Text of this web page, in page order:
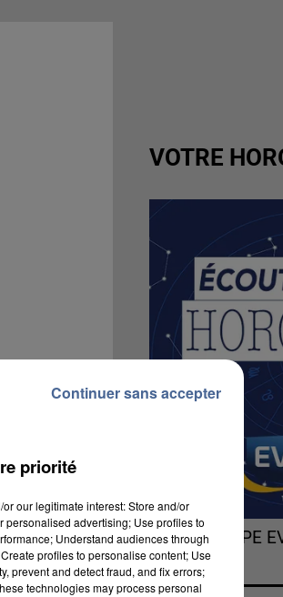
VOTRE
L'HOROSCOPE
priorité
our legitimate interest: Store and/or
personalised advertising; Use profiles to
Understand audiences through
profiles to personalise content; Use
prevent and detect fraud, and fix errors;
technologies may process personal
Continuer sans accepter